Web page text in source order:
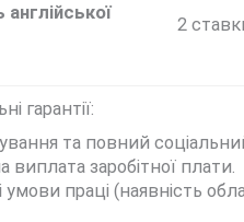
англійської
2
гарантії:
та повний
виплата заробітної плати.
праці (наявність